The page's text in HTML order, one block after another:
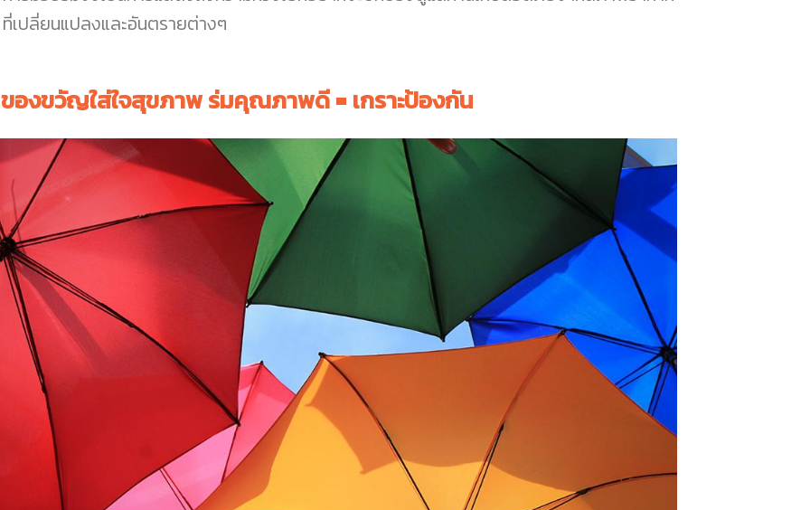
ที่เปลี่ยนแปลงและอันตรายต่างๆ
ของขวัญใส่ใจสุขภาพ ร่มคุณภาพดี = เกราะป้องกัน